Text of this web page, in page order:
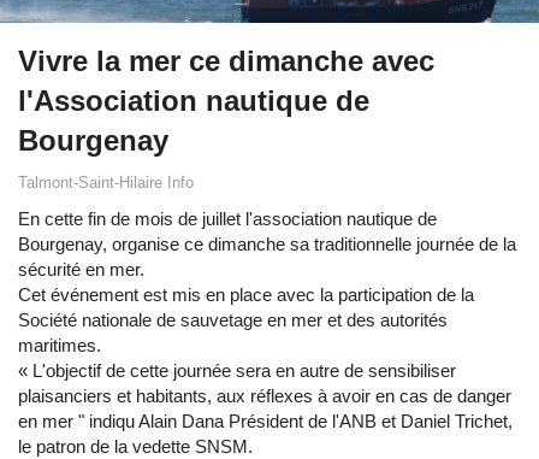
Vivre la mer ce dimanche avec
l'Association nautique de
Bourgenay
Talmont-Saint-Hilaire Info
En cette fin de mois de juillet l'association nautique de
Bourgenay, organise ce dimanche sa traditionnelle journée de la
sécurité en mer.
Cet événement est mis en place avec la participation de la
Société nationale de sauvetage en mer et des autorités
maritimes.
« L'objectif de cette journée sera en autre de sensibiliser
plaisanciers et habitants, aux réflexes à avoir en cas de danger
en mer " indiqu Alain Dana Président de l'ANB et Daniel Trichet,
le patron de la vedette SNSM.